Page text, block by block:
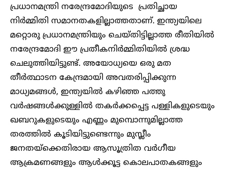
പ്രധാനമന്ത്രി നരേന്ദ്രമോദിയുടെ പ്രതിച്ഛായ
നിർമ്മിതി സമാനതകളില്ലാത്തതാണ്. ഇന്ത്യയിലെ
മറ്റൊരു പ്രധാനമന്ത്രിയും ചെയ്തിട്ടില്ലാത്ത രീതിയിൽ
നരേന്ദ്രമോദി ഈ പ്രതീകനിർമ്മിതിയിൽ ശ്രദ്ധ
ചെലുത്തിയിട്ടുണ്ട്. അയോധ്യയെ ഒരു മത
തീർത്ഥാടന കേന്ദ്രമായി അവതരിപ്പിക്കുന്ന
മാധ്യമങ്ങൾ, ഇന്ത്യയിൽ കഴിഞ്ഞ പത്തു
വർഷങ്ങൾക്കുള്ളിൽ തകർക്കപ്പെട്ട പള്ളികളുടെയും
ഖബറുകളുടെയും എണ്ണം മുമ്പൊന്നുമില്ലാത്ത
തരത്തിൽ കൂടിയിട്ടുണ്ടെന്നും മുസ്ലീം
ജനതയ്ക്കെതിരായ ആസൂത്രിത വർഗീയ
ആക്രമണങ്ങളും ആൾക്കൂട്ട കൊലപാതകങ്ങളും